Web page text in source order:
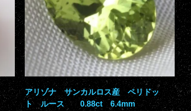
アリゾナ サンカルロス産 ペリドッ
ト ルース 0.88ct 6.4mm